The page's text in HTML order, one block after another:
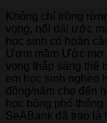
Không chỉ trồng
vọng, nối dài ước
học sinh có hoàn
Ươm mầm Ước mơ
vọng thắp sáng thế
em học sinh nghèo
đồng/năm cho đến
học bổng phổ
SeABank đã trao là